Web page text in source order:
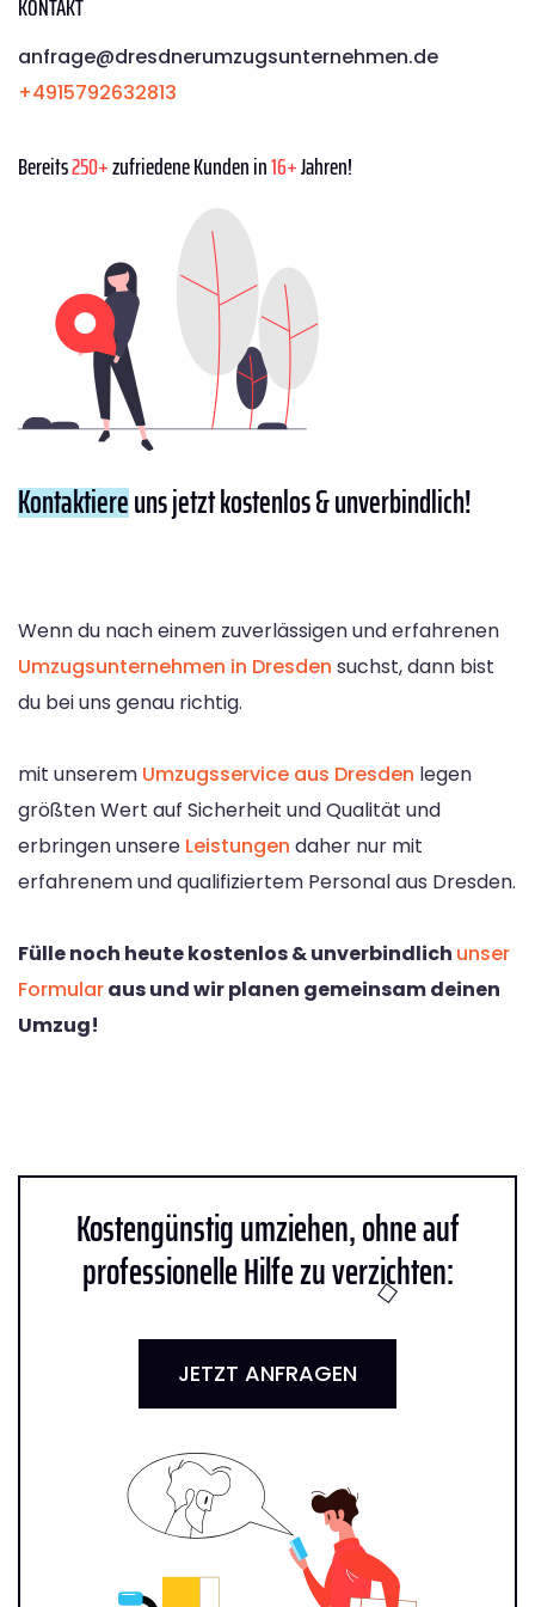
anfrage@dresdnerumzugsunternehmen.de
+4915792632813
Bereits250+zufriedene Kunden in16+Jahren!
Kontaktiereuns jetzt kostenlos & unverbindlich!
Wenn du nach einem zuverlässigen und erfahrenen
Umzugsunternehmen in Dresden suchst, dann bist
du bei uns genau richtig.
mit unserem Umzugsservice aus Dresden legen
größten Wert auf Sicherheit und Qualität und
erbringen unsere Leistungen daher nur mit
erfahrenem und qualifiziertem Personal aus Dresden.
Fülle noch heute kostenlos & unverbindlich unser
Formularaus und wir planen gemeinsam deinen
Umzug!
Kostengünstig umziehen, ohne auf
professionelle Hilfe zu verzichten:
JETZT ANFRAGEN